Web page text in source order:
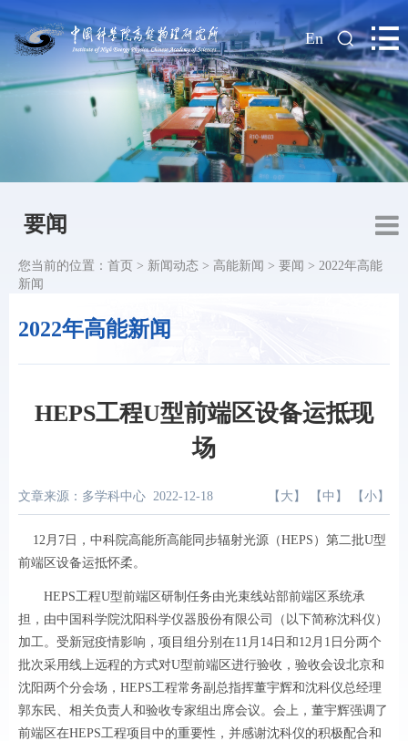
| En
要闻
2022年高能新闻
您当前的位置： 首页 > 新闻动态 > 高能新闻 > 要闻 > 2022年高能
新闻
HEPS工程U型前端区设备运抵现
场
文章来源：多学科中心 2022-12-18 【 大 】 【 中 】 【 小 】
12月7日，中科院高能所高能同步辐射光源（HEPS）第二批U型
前端区设备运抵怀柔。
HEPS工程U型前端区研制任务由光束线站部前端区系统承
担，由中国科学院沈阳科学仪器股份有限公司（以下简称沈科仪）
加工。受新冠疫情影响，项目组分别在11月14日和12月1日分两个
批次采用线上远程的方式对U型前端区进行验收，验收会设北京和
沈阳两个分会场，HEPS工程常务副总指挥董宇辉和沈科仪总经理
郭东民、相关负责人和验收专家组出席会议。会上，董宇辉强调了
前端区在HEPS工程项目中的重要性，并感谢沈科仪的积极配合和